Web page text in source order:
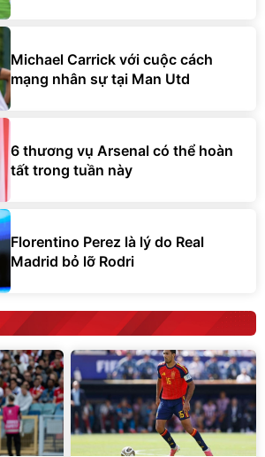
Michael Carrick với cuộc cách
mạng nhân sự tại Man Utd
6 thương vụ Arsenal có thể hoàn
tất trong tuần này
Florentino Perez là lý do Real
Madrid bỏ lỡ Rodri